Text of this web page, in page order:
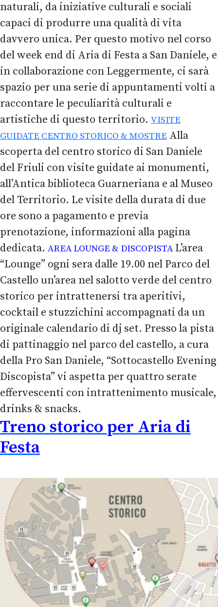
naturali, da iniziative culturali e sociali
capaci di produrre una qualità di vita
davvero unica. Per questo motivo nel corso
del week end di Aria di Festa a San Daniele, e
in collaborazione con Leggermente, ci sarà
spazio per una serie di appuntamenti volti a
raccontare le peculiarità culturali e
artistiche di questo territorio. VISITE
GUIDATE CENTRO STORICO & MOSTRE Alla
scoperta del centro storico di San Daniele
del Friuli con visite guidate ai monumenti,
all’Antica biblioteca Guarneriana e al Museo
del Territorio. Le visite della durata di due
ore sono a pagamento e previa
prenotazione, informazioni alla pagina
dedicata. AREA LOUNGE & DISCOPISTAL’area
“Lounge” ogni sera dalle 19.00 nel Parco del
Castello un’area nel salotto verde del centro
storico per intrattenersi tra aperitivi,
cocktail e stuzzichini accompagnati da un
originale calendario di dj set. Presso la pista
di pattinaggio nel parco del castello, a cura
della Pro San Daniele, “Sottocastello Evening
Discopista” vi aspetta per quattro serate
effervescenti con intrattenimento musicale,
drinks & snacks.
Treno storico per Aria di
Festa